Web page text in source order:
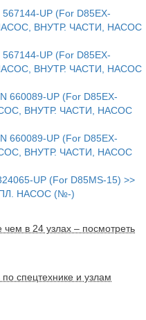
UP (For D85EX-
ВНУТР. ЧАСТИ, НАСОС
UP (For D85EX-
ВНУТР. ЧАСТИ, НАСОС
660089-UP (For D85EX-
ВНУТР. ЧАСТИ, НАСОС
660089-UP (For D85EX-
ВНУТР. ЧАСТИ, НАСОС
UP (For D85MS-15) >>
НАСОС (№-)
в 24 узлах – посмотреть
спецтехнике и узлам